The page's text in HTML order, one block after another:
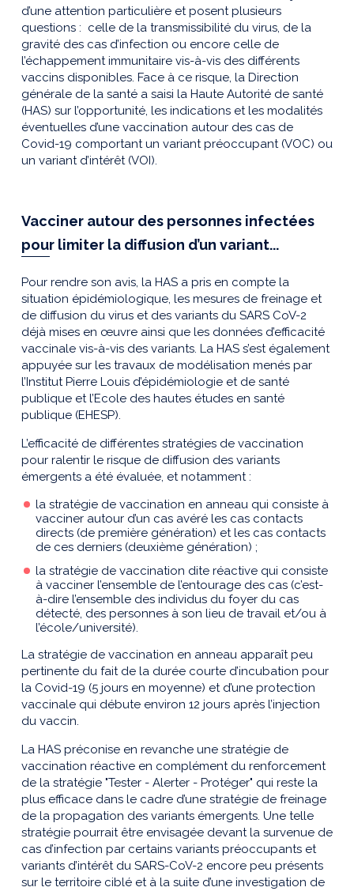
d’une attention particulière et posent plusieurs
questions : celle de la transmissibilité du virus, de la
gravité des cas d’infection ou encore celle de
l’échappement immunitaire vis-à-vis des différents
vaccins disponibles. Face à ce risque, la Direction
générale de la santé a saisi la Haute Autorité de santé
(HAS) sur l’opportunité, les indications et les modalités
éventuelles d’une vaccination autour des cas de
Covid-19 comportant un variant préoccupant (VOC) ou
un variant d’intérêt (VOI).
Vacciner autour des personnes infectées
pour limiter la diffusion d’un variant...
Pour rendre son avis, la HAS a pris en compte la
situation épidémiologique, les mesures de freinage et
de diffusion du virus et des variants du SARS CoV-2
déjà mises en œuvre ainsi que les données d’efficacité
vaccinale vis-à-vis des variants. La HAS s’est également
appuyée sur les travaux de modélisation menés par
l’Institut Pierre Louis d’épidémiologie et de santé
publique et l’Ecole des hautes études en santé
publique (EHESP).
L’efficacité de différentes stratégies de vaccination
pour ralentir le risque de diffusion des variants
émergents a été évaluée, et notamment :
la stratégie de vaccination en anneau qui consiste à
vacciner autour d’un cas avéré les cas contacts
directs (de première génération) et les cas contacts
de ces derniers (deuxième génération) ;
la stratégie de vaccination dite réactive qui consiste
à vacciner l’ensemble de l’entourage des cas (c’est-
à-dire l’ensemble des individus du foyer du cas
détecté, des personnes à son lieu de travail et/ou à
l’école/université).
La stratégie de vaccination en anneau apparaît peu
pertinente du fait de la durée courte d’incubation pour
la Covid-19 (5 jours en moyenne) et d’une protection
vaccinale qui débute environ 12 jours après l’injection
du vaccin.
La HAS préconise en revanche une stratégie de
vaccination réactive en complément du renforcement
de la stratégie "Tester - Alerter - Protéger" qui reste la
plus efficace dans le cadre d’une stratégie de freinage
de la propagation des variants émergents. Une telle
stratégie pourrait être envisagée devant la survenue de
cas d’infection par certains variants préoccupants et
variants d’intérêt du SARS-CoV-2 encore peu présents
sur le territoire ciblé et à la suite d’une investigation de